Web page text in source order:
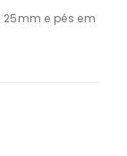
Ca
Ca
e pés em